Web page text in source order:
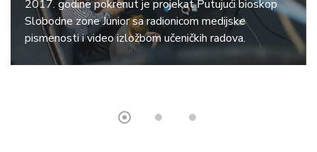
2017. godine pokrenut je projekat Putujući bioskop
Slobodne zone Junior sa radionicom medijske
pismenosti i video izložbom učeničkih radova.